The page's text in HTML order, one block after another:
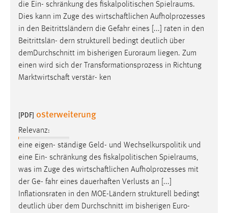
die Ein- schränkung des fiskalpolitischen Spielraums.
Dies kann im Zuge des wirtschaftlichen Aufholprozesses
in den Beitrittsländern die Gefahr eines [...] raten in den
Beitrittslän- dern strukturell bedingt deutlich über
demDurchschnitt im bisherigen Euroraum liegen. Zum
einen wird sich der Transformationsprozess in Richtung
Marktwirtschaft verstär- ken
[PDF] osterweiterung
Relevanz:
eine eigen- ständige Geld- und Wechselkurspolitik und
eine Ein- schränkung des fiskalpolitischen Spielraums,
was im Zuge des wirtschaftlichen Aufholprozesses mit
der Ge- fahr eines dauerhaften Verlusts an [...]
Inflationsraten in den MOE-Ländern strukturell bedingt
deutlich über dem Durchschnitt im bisherigen Euro-